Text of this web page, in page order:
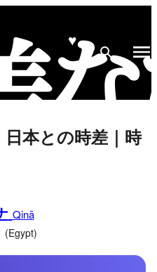
♥
本との時差｜時
Qinā
(Egypt)